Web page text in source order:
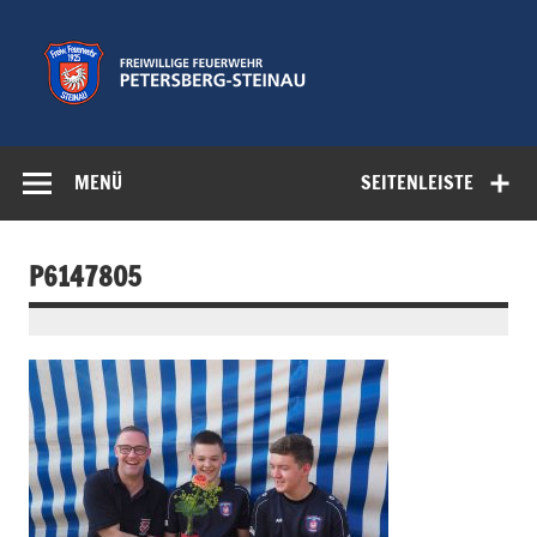
springen
Feuerwehr
Petersberg-
SEITENLEISTE
MENÜ
P6147805